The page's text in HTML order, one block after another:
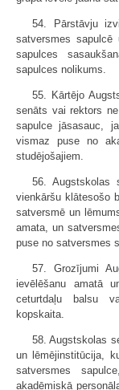
54. Pārstāvju
satversmes
sapulces
sapulces nolikums.
55. Kārtējo
senāts vai rektors
sapulce jāsasauc,
vismaz puse no
studējošajiem.
56. Augstskolas
vienkāršu klātesošo
satversmē un
amata, un
puse no satversmes
57. Grozījumi
ievēlēšanu amatā
ceturtdaļu balsu
kopskaita.
58. Augstskolas
un lēmējinstitūcija,
satversmes
akadēmiskā